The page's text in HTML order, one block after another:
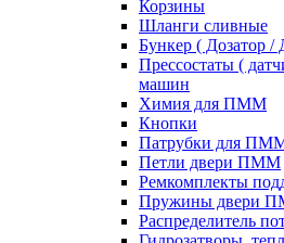
Корзины
Шланги сливные
Бункер ( Дозатор /
Прессостаты (
машин
Химия для ПММ
Кнопки
Патрубки для
Петли двери ПММ
Ремкомплекты
Пружины двери
Распределитель